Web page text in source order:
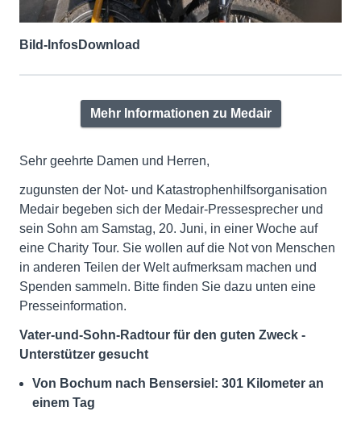
Bild-InfosDownload
Mehr Informationen zu Medair
Sehr geehrte Damen und Herren,
zugunsten der Not- und Katastrophenhilfsorganisation
Medair begeben sich der Medair-Pressesprecher und
sein Sohn am Samstag, 20. Juni, in einer Woche auf
eine Charity Tour. Sie wollen auf die Not von Menschen
in anderen Teilen der Welt aufmerksam machen und
Spenden sammeln. Bitte finden Sie dazu unten eine
Presseinformation.
Vater-und-Sohn-Radtour für den guten Zweck -
Unterstützer gesucht
Von Bochum nach Bensersiel: 301 Kilometer an
einem Tag